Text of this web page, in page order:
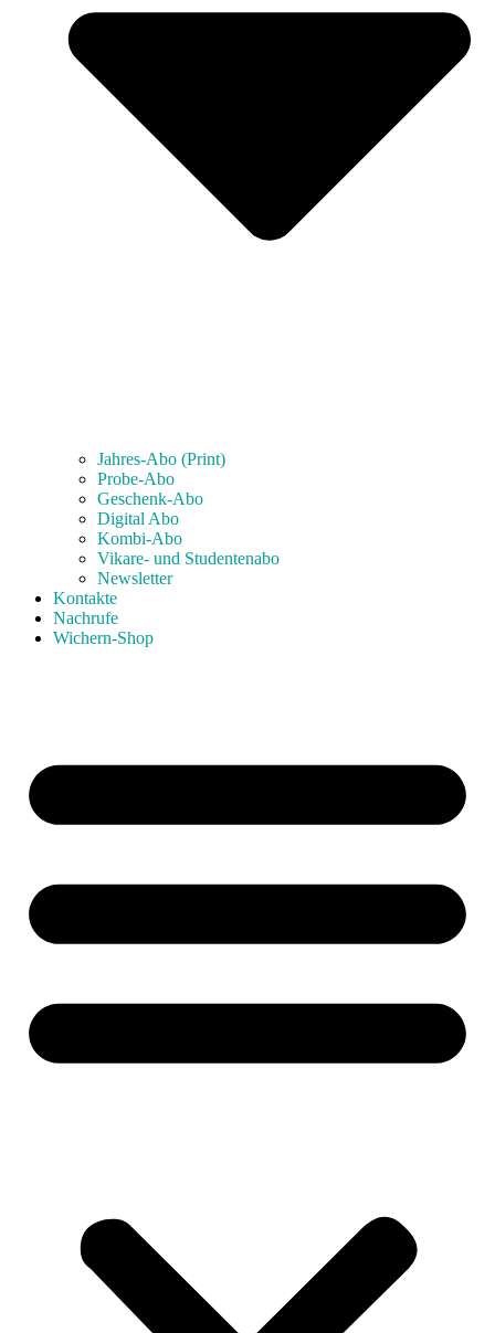
Jahres-Abo (Print)
Probe-Abo
Geschenk-Abo
Digital Abo
Kombi-Abo
Vikare- und Studentenabo
Newsletter
Kontakte
Nachrufe
Wichern-Shop